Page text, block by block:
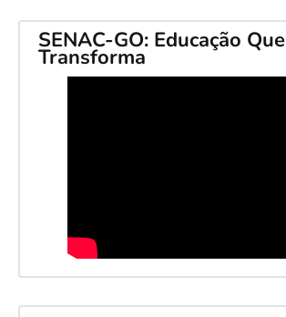
SENAC-GO: Educação Que
Transforma